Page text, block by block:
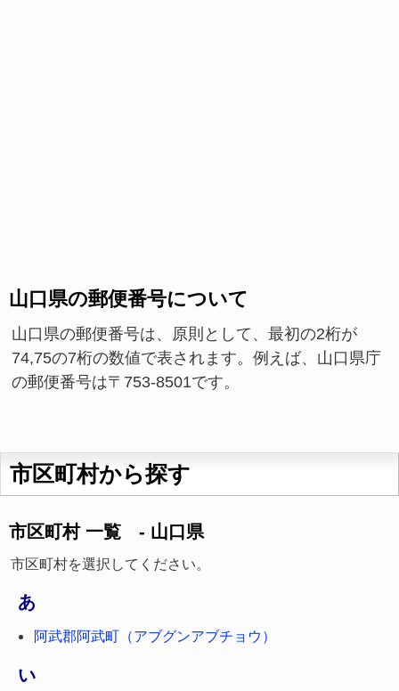
山口県の郵便番号について
山口県の郵便番号は、原則として、最初の2桁が
74,75の7桁の数値で表されます。例えば、山口県庁
の郵便番号は〒753-8501です。
市区町村から探す
市区町村 一覧 - 山口県
市区町村を選択してください。
あ
阿武郡阿武町（アブグンアブチョウ）
い